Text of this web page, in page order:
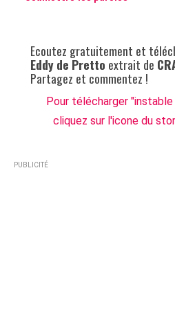
Ecoutez gratuitement et
Eddy de Pretto extrait de
Partagez et commentez !
Pour télécharger
cliquez sur l'icone du
PUBLICITÉ